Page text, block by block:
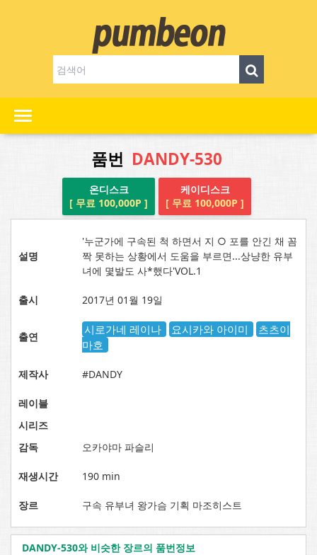
품번 DANDY-530
온디스크
[ 무료 100,000P ]
케이디스크
[ 무료 100,000P ]
설명
'누군가에 구속된 척 하면서 지 ○ 포를 안긴 채 꼼
짝 못하는 상황에서 도움을 부르면...상냥한 유부
녀에 몇발도 사*했다'VOL.1
출시 2017년 01월 19일
출연
시로가네 레이나 요시카와 아이미
츠츠이
마호
제작사 #DANDY
레이블
시리즈
감독
오카야마 파슬리
재생시간 190 min
장르 구속 유부녀 왕가슴 기획 마조히스트
DANDY-530와 비슷한 장르의 품번정보